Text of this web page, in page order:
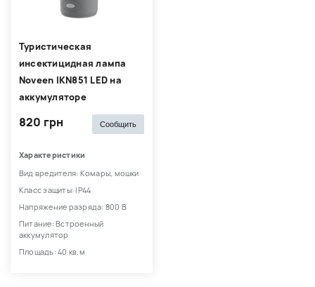
Туристическая
инсектицидная лампа
Noveen IKN851 LED на
аккумуляторе
820 грн Сообщить
Характеристики
Вид вредителя: Комары, мошки
Класс защиты: IP44
Напряжение разряда: 800 В
Питание: Встроенный
аккумулятор
Площадь: 40 кв.м